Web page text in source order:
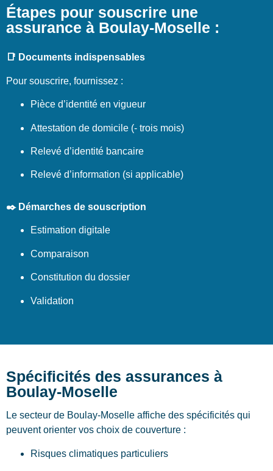
Étapes pour souscrire une
assurance à Boulay-Moselle :
📑 Documents indispensables
Pour souscrire, fournissez :
Pièce d’identité en vigueur
Attestation de domicile (- trois mois)
Relevé d’identité bancaire
Relevé d’information (si applicable)
✒️ Démarches de souscription
Estimation digitale
Comparaison
Constitution du dossier
Validation
Spécificités des assurances à
Boulay-Moselle
Le secteur de Boulay-Moselle affiche des spécificités qui
peuvent orienter vos choix de couverture :
Risques climatiques particuliers